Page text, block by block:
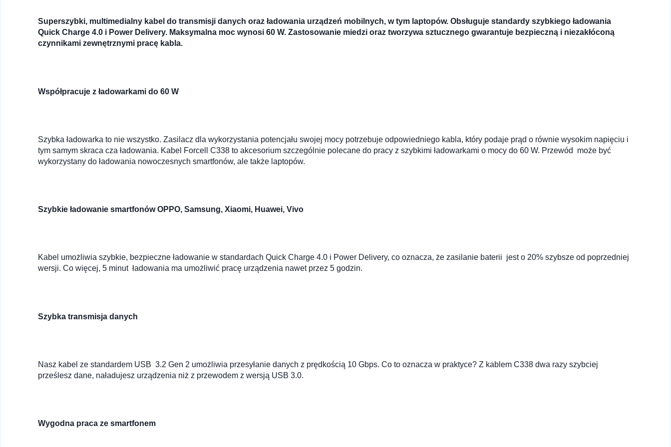
Superszybki, multimedialny kabel do transmisji danych oraz ładowania urządzeń mobilnych, w tym laptopów. Obsługuje standardy szybkiego ładowania
Quick Charge 4.0 i Power Delivery. Maksymalna moc wynosi 60 W. Zastosowanie miedzi oraz tworzywa sztucznego gwarantuje bezpieczną i niezakłóconą
czynnikami zewnętrznymi pracę kabla.
Współpracuje z ładowarkami do 60 W
Szybka ładowarka to nie wszystko. Zasilacz dla wykorzystania potencjału swojej mocy potrzebuje odpowiedniego kabla, który podaje prąd o równie wysokim napięciu i
tym samym skraca cza ładowania. Kabel Forcell C338 to akcesorium szczególnie polecane do pracy z szybkimi ładowarkami o mocy do 60 W. Przewód może być
wykorzystany do ładowania nowoczesnych smartfonów, ale także laptopów.
Szybkie ładowanie smartfonów OPPO, Samsung, Xiaomi, Huawei, Vivo
Kabel umożliwia szybkie, bezpieczne ładowanie w standardach Quick Charge 4.0 i Power Delivery, co oznacza, że zasilanie baterii jest o 20% szybsze od poprzedniej
wersji. Co więcej, 5 minut ładowania ma umożliwić pracę urządzenia nawet przez 5 godzin.
Szybka transmisja danych
Nasz kabel ze standardem USB 3.2 Gen 2 umożliwia przesyłanie danych z prędkością 10 Gbps. Co to oznacza w praktyce? Z kablem C338 dwa razy szybciej
prześlesz dane, naładujesz urządzenia niż z przewodem z wersją USB 3.0.
Wygodna praca ze smartfonem